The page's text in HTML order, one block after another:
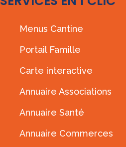
Menus Cantine
Portail Famille
Carte interactive
Annuaire Associations
Annuaire Santé
Annuaire Commerces